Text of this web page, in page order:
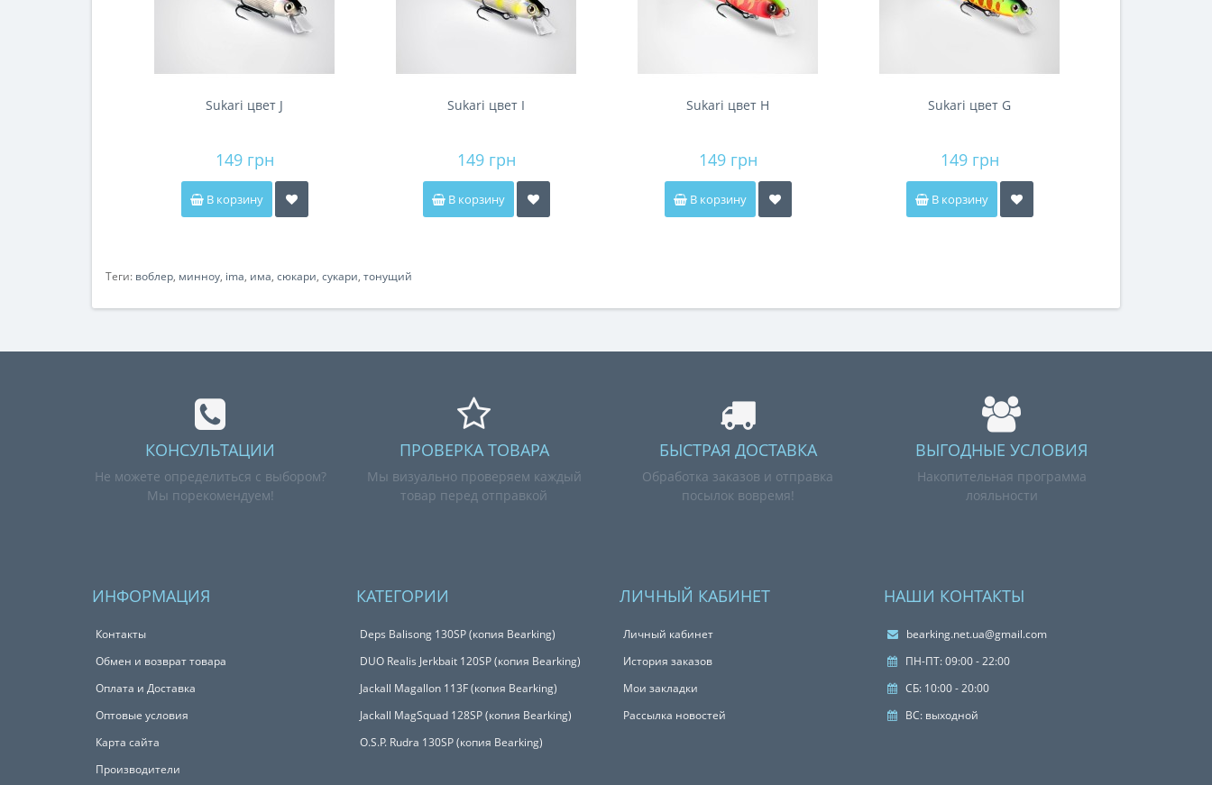
Sukari цвет J
149 грн
В корзину
Sukari цвет I
149 грн
В корзину
Sukari цвет H
149 грн
В корзину
Sukari цвет G
149 грн
В корзину
Теги: воблер, минноу, ima, има, сюкари, сукари, тонущий
КОНСУЛЬТАЦИИ
Не можете определиться с выбором?
Мы порекомендуем!
ПРОВЕРКА ТОВАРА
Мы визуально проверяем каждый
товар перед отправкой
БЫСТРАЯ ДОСТАВКА
Обработка заказов и отправка
посылок вовремя!
ВЫГОДНЫЕ УСЛОВИЯ
Накопительная программа
лояльности
ИНФОРМАЦИЯ
Контакты
Обмен и возврат товара
Оплата и Доставка
Оптовые условия
Карта сайта
Производители
КАТЕГОРИИ
Deps Balisong 130SP (копия Bearking)
DUO Realis Jerkbait 120SP (копия Bearking)
Jackall Magallon 113F (копия Bearking)
Jackall MagSquad 128SP (копия Bearking)
O.S.P. Rudra 130SP (копия Bearking)
ЛИЧНЫЙ КАБИНЕТ
Личный кабинет
История заказов
Мои закладки
Рассылка новостей
НАШИ КОНТАКТЫ
bearking.net.ua@gmail.com
ПН-ПТ: 09:00 - 22:00
СБ: 10:00 - 20:00
ВС: выходной